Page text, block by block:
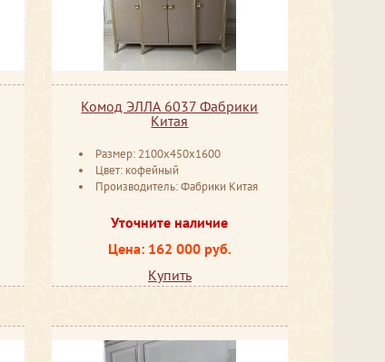
Комод ЭЛЛА 6037 Фабрики
Китая
Размер: 2100x450x1600
Цвет: кофейный
Производитель: Фабрики Китая
Уточните наличие
Цена: 162 000 руб.
Купить